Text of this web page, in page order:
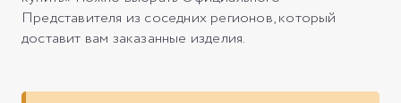
Представителя из соседних регионов, который
доставит вам заказанные изделия.